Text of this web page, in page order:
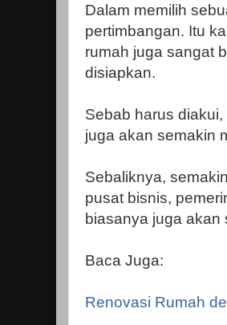
Dalam memilih
pertimbangan. Itu
rumah juga sangat
disiapkan.
Sebab harus
juga akan semakin
Sebaliknya,
pusat bisnis,
biasanya juga akan
Baca Juga:
Renovasi Rumah